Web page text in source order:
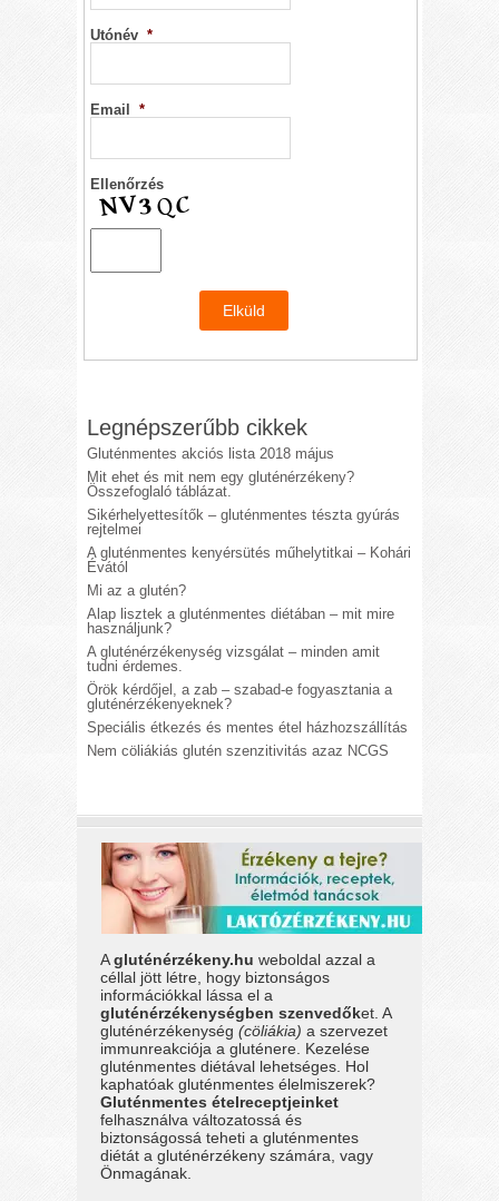
Utónév *
Email *
Ellenőrzés
Legnépszerűbb cikkek
Gluténmentes akciós lista 2018 május
Mit ehet és mit nem egy gluténérzékeny?
Összefoglaló táblázat.
Sikérhelyettesítők – gluténmentes tészta gyúrás
rejtelmei
A gluténmentes kenyérsütés műhelytitkai – Kohári
Évától
Mi az a glutén?
Alap lisztek a gluténmentes diétában – mit mire
használjunk?
A gluténérzékenység vizsgálat – minden amit
tudni érdemes.
Örök kérdőjel, a zab – szabad-e fogyasztania a
gluténérzékenyeknek?
Speciális étkezés és mentes étel házhozszállítás
Nem cöliákiás glutén szenzitivitás azaz NCGS
Agluténérzékeny.hu weboldal azzal a
céllal jött létre, hogy biztonságos
információkkal lássa el a
gluténérzékenységben szenvedőket. A
gluténérzékenység(cöliákia) a szervezet
immunreakciója a gluténere. Kezelése
gluténmentes diétával lehetséges. Hol
kaphatóak gluténmentes élelmiszerek?
Gluténmentes ételreceptjeinket
felhasználva változatossá és
biztonságossá teheti a gluténmentes
diétát a gluténérzékeny számára, vagy
Önmagának.